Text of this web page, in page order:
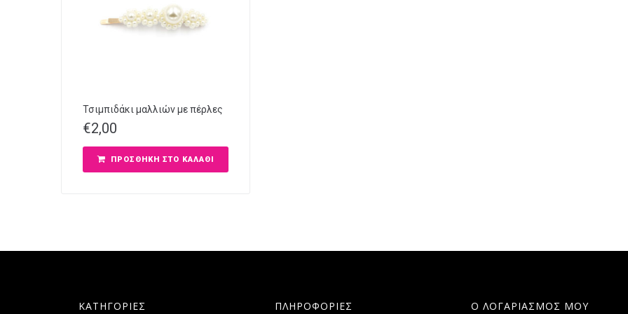
Τσιμπιδάκι μαλλιών με πέρλες
€2,00
ΠΡΟΣΘΉΚΗ ΣΤΟ ΚΑΛΆΘΙ
ΚΑΤΗΓΟΡΙΕΣ ΠΛΗΡΟΦΟΡΙΕΣ Ο ΛΟΓΑΡΙΑΣΜΟΣ ΜΟΥ